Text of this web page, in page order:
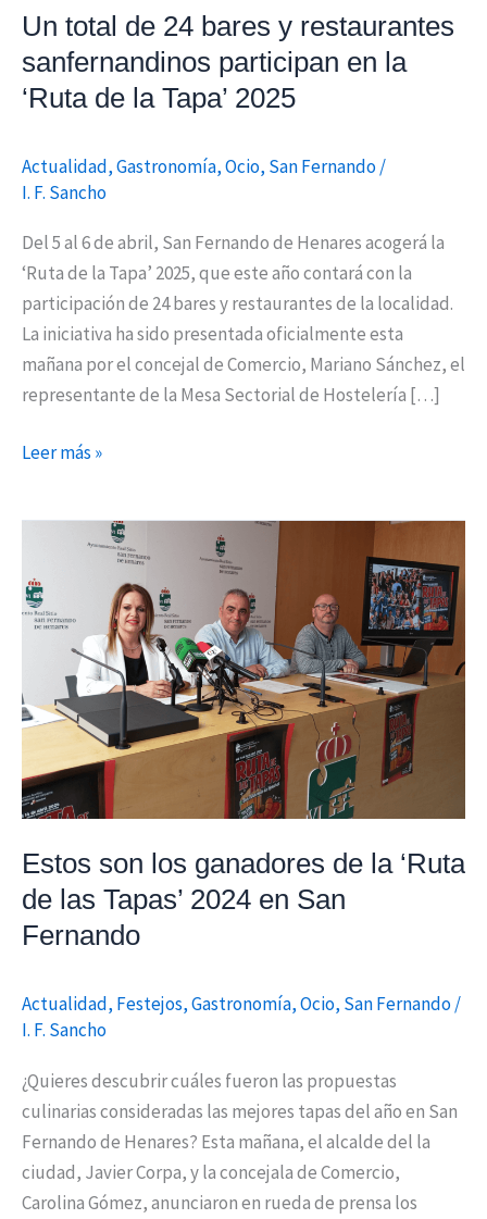
Un total de 24 bares y restaurantes
sanfernandinos participan en la
‘Ruta de la Tapa’ 2025
Actualidad,Gastronomía,Ocio, San Fernando/
I. F. Sancho
Del 5 al 6 de abril, San Fernando de Henares acogerá la
‘Ruta de la Tapa’ 2025, que este año contará con la
participación de 24 bares y restaurantes de la localidad.
La iniciativa ha sido presentada oficialmente esta
mañana por el concejal de Comercio, Mariano Sánchez, el
representante de la Mesa Sectorial de Hostelería […]
participan
en
la
‘Ruta
la
Tapa’
2025
Leer más »
Estos son los ganadores de la ‘Ruta
de las Tapas’ 2024 en San
Fernando
Actualidad, Festejos,Gastronomía,Ocio, San Fernando/
I. F. Sancho
¿Quieres descubrir cuáles fueron las propuestas
culinarias consideradas las mejores tapas del año en San
Fernando de Henares? Esta mañana, el alcalde del la
ciudad, Javier Corpa, y la concejala de Comercio,
Carolina Gómez, anunciaron en rueda de prensa los
los
ganadores
la
‘Ruta
las
Tapas’
en
San
Fernando